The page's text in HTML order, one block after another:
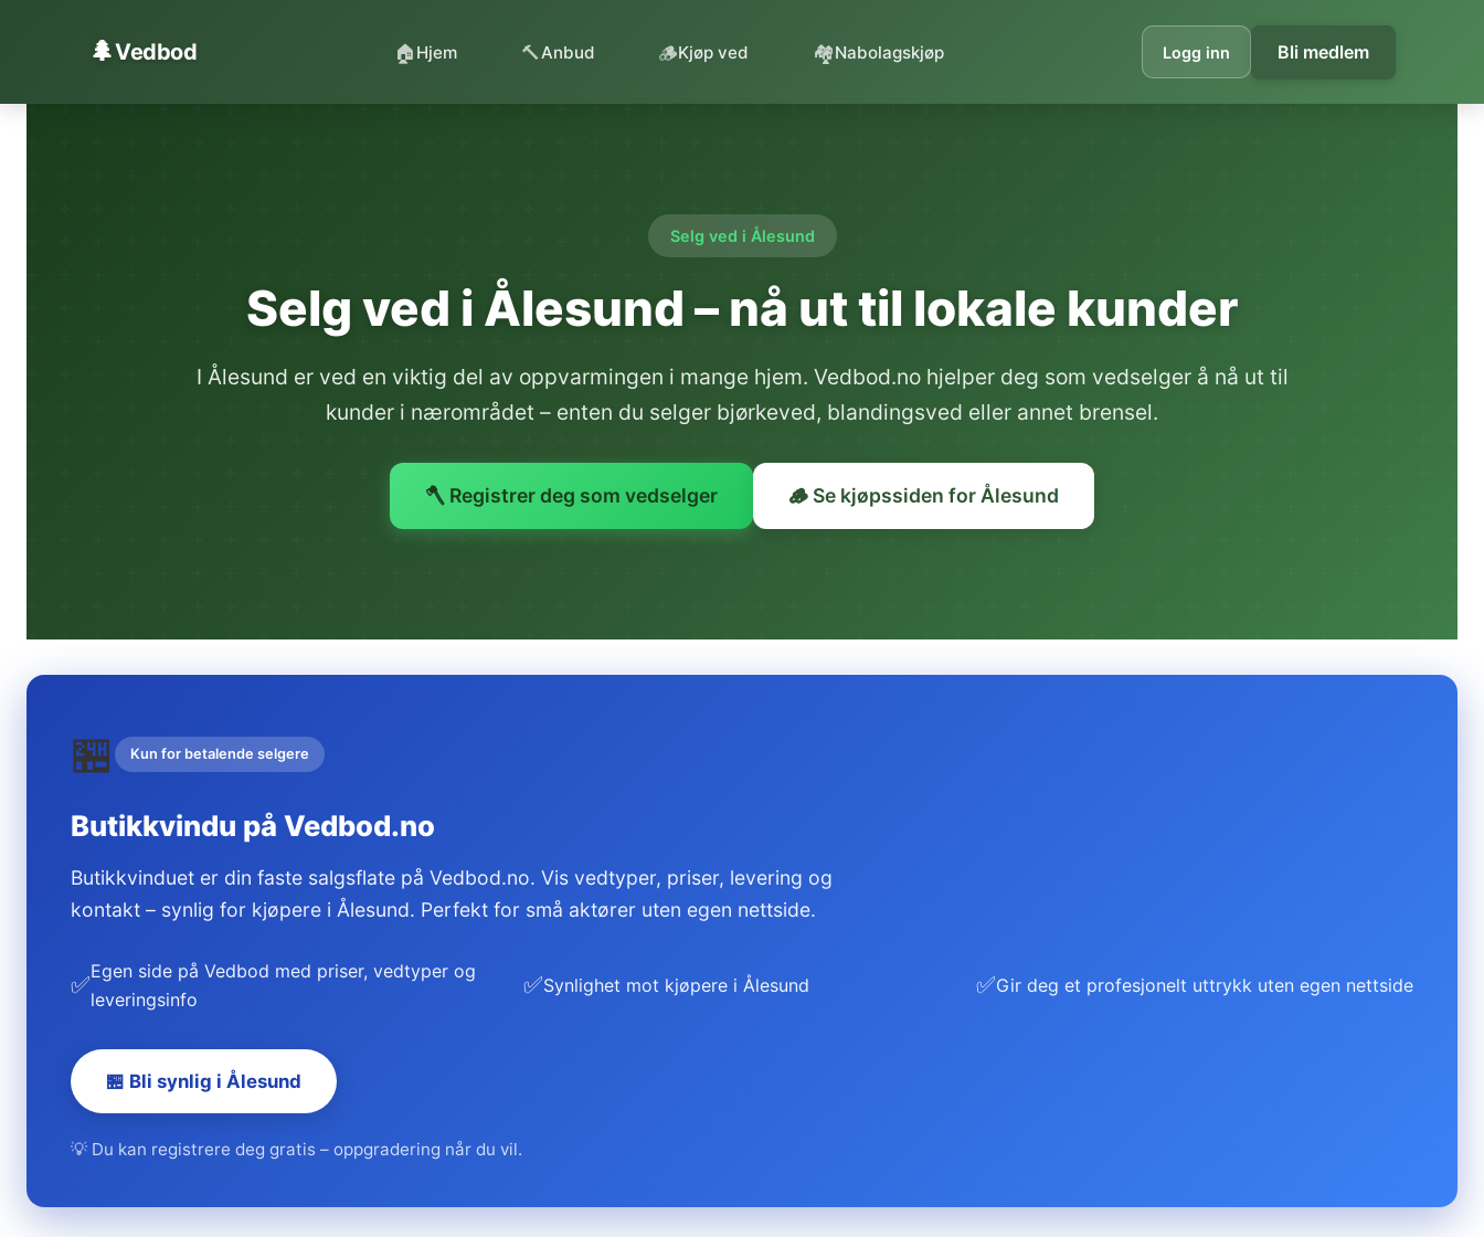
🌲Vedbod 🏠 Hjem 🔨Anbud 🪵Kjøp ved 🏘️Nabolagskjøp Logg inn Bli medlem
Selg ved i Ålesund
Selg ved i Ålesund – nå ut til lokale kunder
I Ålesund er ved en viktig del av oppvarmingen i mange hjem. Vedbod.no hjelper deg som vedselger å nå ut til
kunder i nærområdet – enten du selger bjørkeved, blandingsved eller annet brensel.
🪓 Registrer deg som vedselger 🪵 Se kjøpssiden for Ålesund
🏪 Kun for betalende selgere
Butikkvindu på Vedbod.no
Butikkvinduet er din faste salgsflate på Vedbod.no. Vis vedtyper, priser, levering og
kontakt – synlig for kjøpere i Ålesund. Perfekt for små aktører uten egen nettside.
✅Egen side på Vedbod med priser, vedtyper og
leveringsinfo
✅Synlighet mot kjøpere i Ålesund ✅Gir deg et profesjonelt uttrykk uten egen nettside
🏪 Bli synlig i Ålesund
💡 Du kan registrere deg gratis – oppgradering når du vil.